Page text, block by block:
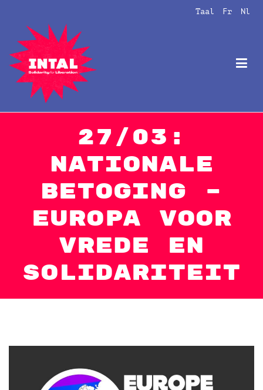
springen
Taal Fr Nl
Intal
Globalize Solidarity!
27/03:
NATIONALE
BETOGING –
Europa voor
vrede en
solidariteit